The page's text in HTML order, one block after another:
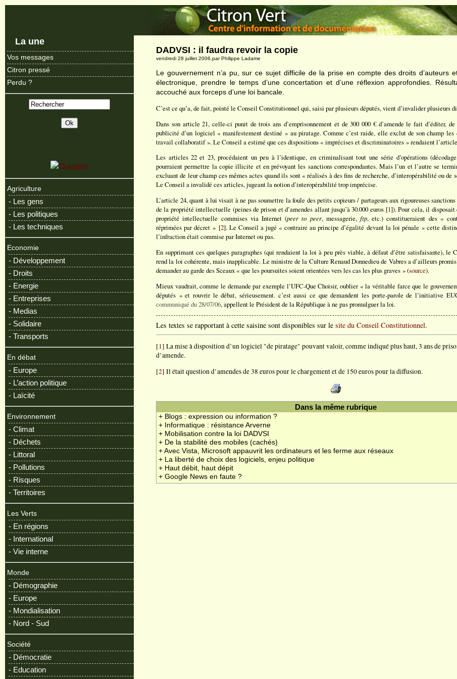
La une
Vos messages
Citron pressé
Perdu ?
Agriculture
- Les gens
- Les politiques
- Les techniques
Economie
- Développement
- Droits
- Energie
- Entreprises
- Medias
- Solidaire
- Transports
En débat
- Europe
- L’action politique
- Laïcité
Environnement
- Climat
- Déchets
- Littoral
- Pollutions
- Risques
- Territoires
Les Verts
- En régions
- International
- Vie interne
Monde
- Démographie
- Europe
- Mondialisation
- Nord - Sud
Société
- Démocratie
- Education
DADVSI : il faudra revoir la copie
vendredi 28 juillet 2006.par Philippe Ladame
Le gouvernement n’a pu, sur ce sujet difficile de la prise en compte des droits d’auteurs
électronique, prendre le temps d’une concertation et d’une réflexion approfondies.
accouché aux forceps d’une loi bancale.
C’est ce qu’a, de fait, pointé le Conseil Constitutionnel qui, saisi par plusieurs députés, vient d’invalider plusieurs
Dans son article 21, celle-ci punit de trois ans d’emprisonnement et de 300 000 € d’amende le fait d’éditer,
publicité d’un logiciel « manifestement destiné » au piratage. Comme c’est raide, elle exclut de son champ
travail collaboratif ». Le Conseil a estimé que ces dispositions « imprécises et discriminatoires » rendaient
Les articles 22 et 23, procédaient un peu à l’identique, en criminalisant tout une série d’opérations
pourraient permettre la copie illicite et en prévoyant les sanctions correspondantes. Mais l’un et l’autre se
excluant de leur champ ces mêmes actes quand ils sont « réalisés à des fins de recherche, d’interopérabilité ou de
Le Conseil a invalidé ces articles, jugeant la notion d’interopérabilité trop imprécise.
L’article 24, quant à lui visait à ne pas soumettre la foule des petits copieurs / partageurs aux rigoureuses
de la propriété intellectuelle (peines de prison et d’amendes allant jusqu’à 30.000 euros [1]). Pour cela, il
propriété intellectuelle commises via Internet (peer to peer, messagerie, ftp, etc.) constitueraient des «
réprimées par décret » [2]. Le Conseil a jugé « contraire au principe d’égalité devant la loi pénale » cette
l’infraction était commise par Internet ou pas.
En supprimant ces quelques paragraphes (qui rendaient la loi à peu près viable, à défaut d’être satisfaisante), le
rend la loi cohérente, mais inapplicable. Le ministre de la Culture Renaud Donnedieu de Vabres a d’ailleurs
demander au garde des Sceaux « que les poursuites soient orientées vers les cas les plus graves » (source).
Mieux vaudrait, comme le demande par exemple l’UFC-Que Choisir, oublier « la véritable farce que le
députés » et rouvrir le débat, sérieusement. c’est aussi ce que demandent les porte-parole de l’initiative
communiqué du 28/07/06, appellent le Président de la République à ne pas promulguer la loi.
Les textes se rapportant à cette saisine sont disponibles sur lesite du Conseil Constitutionnel.
[1] La mise à disposition d’un logiciel "de piratage" pouvant valoir, comme indiqué plus haut, 3 ans de
d’amende.
[2] Il était question d’amendes de 38 euros pour le chargement et de 150 euros pour la diffusion.
Dans la même rubrique
+ Blogs : expression ou information ?
+ Informatique : résistance Arverne
+ Mobilisation contre la loi DADVSI
+ De la stabilité des mobiles (cachés)
+ Avec Vista, Microsoft appauvrit les ordinateurs et les ferme aux réseaux
+ La liberté de choix des logiciels, enjeu politique
+ Haut débit, haut dépit
+ Google News en faute ?